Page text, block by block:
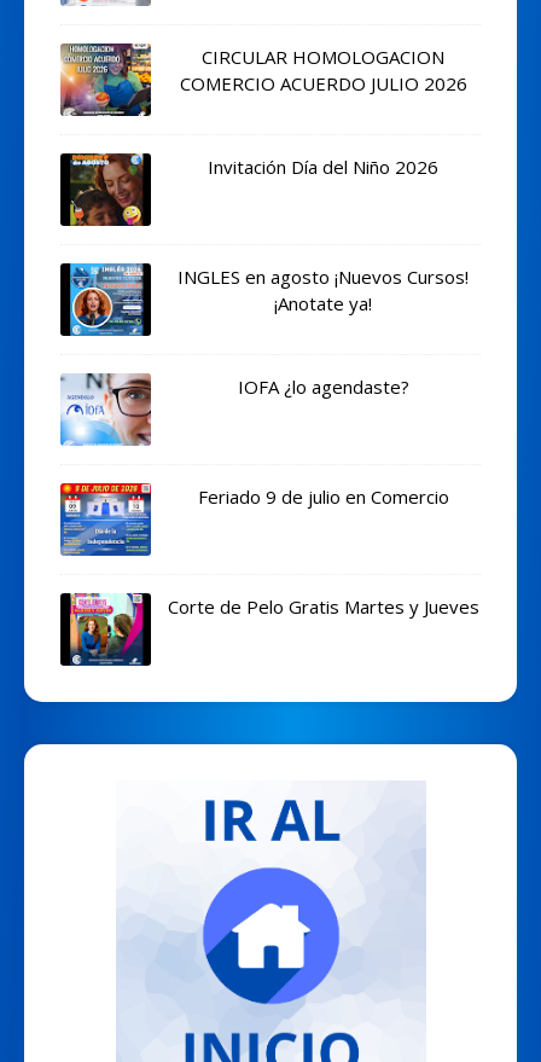
CIRCULAR HOMOLOGACION
COMERCIO ACUERDO JULIO 2026
Invitación Día del Niño 2026
INGLES en agosto ¡Nuevos Cursos!
¡Anotate ya!
IOFA ¿lo agendaste?
Feriado 9 de julio en Comercio
Corte de Pelo Gratis Martes y Jueves